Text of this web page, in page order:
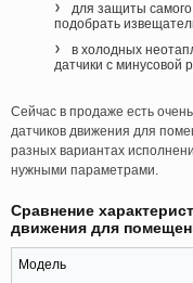
для защиты
подобрать
в холодных
датчики с минусовой
Сейчас в продаже есть
датчиков движения для
разных вариантах
нужными параметрами.
Сравнение
движения для